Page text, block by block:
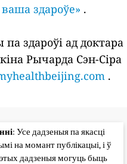
здароўе» .
здароўі ад доктара
Рычарда Сэн-Сіра
.
: Усе дадзеныя па якасці
на момант публікацыі, і ў
дадзеныя могуць быць